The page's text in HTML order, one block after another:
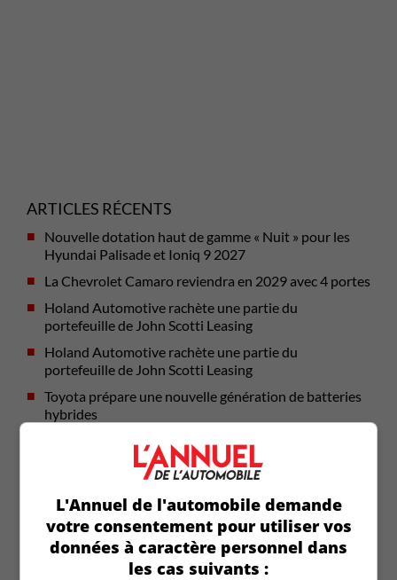
ARTICLES RÉCENTS
Nouvelle dotation haut de gamme « Nuit » pour les
Hyundai Palisade et Ioniq 9 2027
La Chevrolet Camaro reviendra en 2029 avec 4 portes
Holand Automotive rachète une partie du
portefeuille de John Scotti Leasing
Holand Automotive rachète une partie du
portefeuille de John Scotti Leasing
Toyota prépare une nouvelle génération de batteries
hybrides
Actualités (5867)
Biographie (21)
Coin-conseil (106)
L'Annuel de l'automobile demande
votre consentement pour utiliser vos
données à caractère personnel dans
les cas suivants :